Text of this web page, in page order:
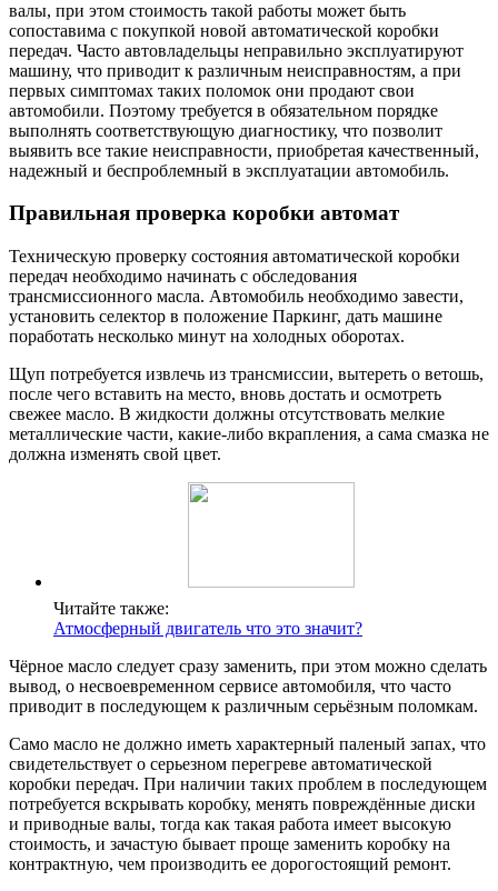
валы, при этом стоимость такой работы может быть
сопоставима с покупкой новой автоматической коробки
передач. Часто автовладельцы неправильно эксплуатируют
машину, что приводит к различным неисправностям, а при
первых симптомах таких поломок они продают свои
автомобили. Поэтому требуется в обязательном порядке
выполнять соответствующую диагностику, что позволит
выявить все такие неисправности, приобретая качественный,
надежный и беспроблемный в эксплуатации автомобиль.
Правильная проверка коробки автомат
Техническую проверку состояния автоматической коробки
передач необходимо начинать с обследования
трансмиссионного масла. Автомобиль необходимо завести,
установить селектор в положение Паркинг, дать машине
поработать несколько минут на холодных оборотах.
Щуп потребуется извлечь из трансмиссии, вытереть о ветошь,
после чего вставить на место, вновь достать и осмотреть
свежее масло. В жидкости должны отсутствовать мелкие
металлические части, какие-либо вкрапления, а сама смазка не
должна изменять свой цвет.
Читайте также:
Атмосферный двигатель что это значит?
Чёрное масло следует сразу заменить, при этом можно сделать
вывод, о несвоевременном сервисе автомобиля, что часто
приводит в последующем к различным серьёзным поломкам.
Само масло не должно иметь характерный паленый запах, что
свидетельствует о серьезном перегреве автоматической
коробки передач. При наличии таких проблем в последующем
потребуется вскрывать коробку, менять повреждённые диски
и приводные валы, тогда как такая работа имеет высокую
стоимость, и зачастую бывает проще заменить коробку на
контрактную, чем производить ее дорогостоящий ремонт.